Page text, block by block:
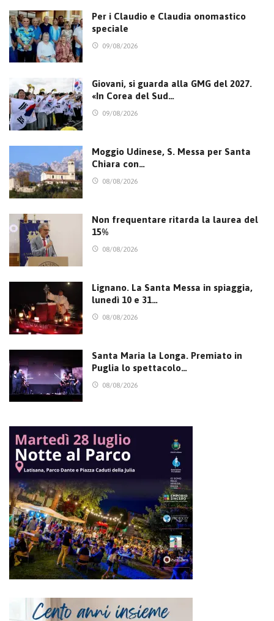
Per i Claudio e Claudia onomastico
speciale
09/08/2026
Giovani, si guarda alla GMG del 2027.
«In Corea del Sud…
09/08/2026
Moggio Udinese, S. Messa per Santa
Chiara con…
08/08/2026
Non frequentare ritarda la laurea del
15%
08/08/2026
Lignano. La Santa Messa in spiaggia,
lunedì 10 e 31…
08/08/2026
Santa Maria la Longa. Premiato in
Puglia lo spettacolo…
08/08/2026